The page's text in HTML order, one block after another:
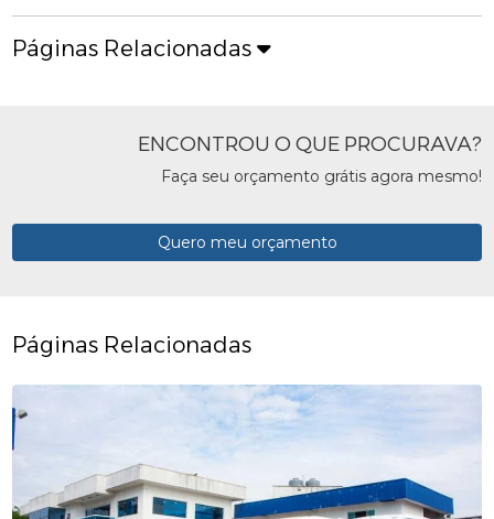
Páginas Relacionadas
ENCONTROU O QUE PROCURAVA?
Faça seu orçamento grátis agora mesmo!
Quero meu orçamento
Páginas Relacionadas